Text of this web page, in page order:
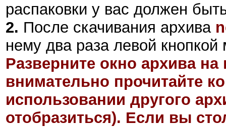
распаковки у вас должен
2. После скачивания архива
нему два раза левой
Разверните окно архива на
внимательно прочитайте
использовании другого
отобразиться). Если вы